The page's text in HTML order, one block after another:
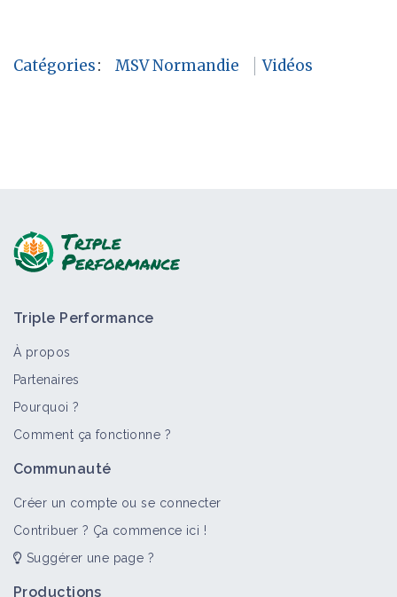
Catégories: MSV Normandie Vidéos
Triple Performance
À propos
Partenaires
Pourquoi ?
Comment ça fonctionne ?
Communauté
Créer un compte ou se connecter
Contribuer ? Ça commence ici !
Suggérer une page ?
Productions